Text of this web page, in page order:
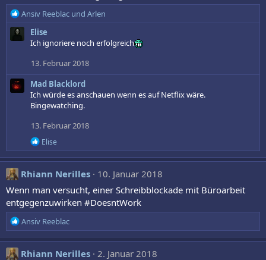
R
e
a
o
n
Ansiv Reeblac und Arlen
Elise
Ich ignoriere noch erfolgreich
13. Februar 2018
Mad Blacklord
Ich würde es anschauen wenn es auf Netflix wäre.
Bingewatching.
13. Februar 2018
R
e
a
t
i
n
e
n
:
Elise
Rhiann Nerilles
10. Januar 2018
Wenn man versucht, einer Schreibblockade mit Büroarbeit
entgegenzuwirken #DoesntWork
R
e
a
k
Ansiv Reeblac
Rhiann Nerilles 2. Januar 2018